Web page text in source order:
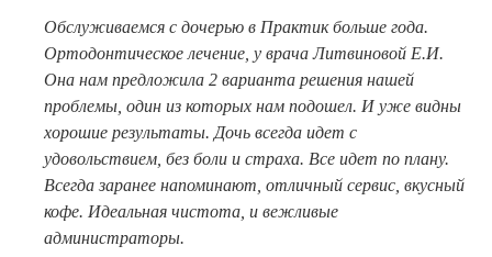
Импланты Dentium
Импланты Straumann
Имплантация одного зуба
Коронка на имплант
Имплантация «Всё на 4х»
Обслуживаемся с дочерью в Практик больше года.
Ортодонтическое лечение, у врача Литвиновой Е.И.
Она нам предложила 2 варианта решения нашей
проблемы, один из которых нам подошел. И уже видны
хорошие результаты. Дочь всегда идет с
удовольствием, без боли и страха. Все идет по плану.
Всегда заранее напоминают, отличный сервис, вкусный
кофе. Идеальная чистота, и вежливые
администраторы.